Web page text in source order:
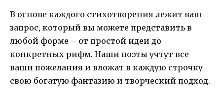
В основе каждого стихотворения лежит ваш
запрос, который вы можете представить в
любой форме – от простой идеи до
конкретных рифм. Наши поэты учтут все
ваши пожелания и вложат в каждую строчку
свою богатую фантазию и творческий подход.